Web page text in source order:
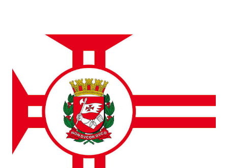
pelo seu cartão-postal: o mar e o Morro Dois Irmãos. A
localidade uma das mais cobiçadas da cidade e um dos
bairros mais caros do país. No último dia 26 de julho, o
Leblon completou 100 anos de histórias. Francisca Ornellas
Teles e Charles Le Blond Charles Le Blond, 1804-1880,
chegou ao Rio de Janeiro em 1830, proveniente de
Marselha fundando a empresa ‘Navegação Aliança’ com a
finalidade de explor...